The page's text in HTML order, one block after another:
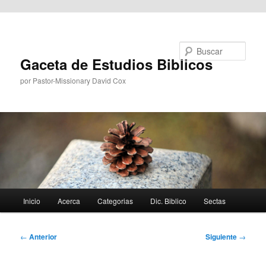
Gaceta de Estudios Biblicos
por Pastor-Missionary David Cox
principal
Inicio Acerca Categorias Dic. Biblico Sectas
Navegación
← Anterior Siguiente →